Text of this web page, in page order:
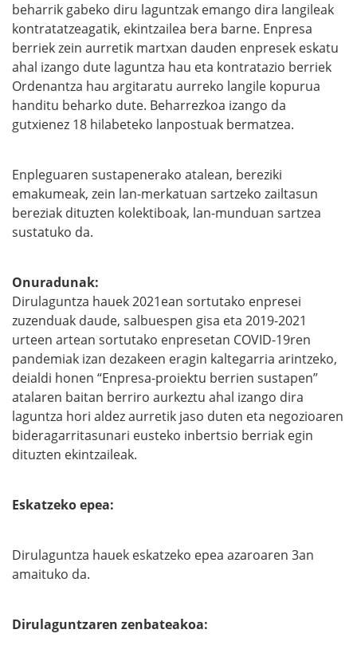
beharrik gabeko diru laguntzak emango dira langileak
kontratatzeagatik, ekintzailea bera barne. Enpresa
berriek zein aurretik martxan dauden enpresek eskatu
ahal izango dute laguntza hau eta kontratazio berriek
Ordenantza hau argitaratu aurreko langile kopurua
handitu beharko dute. Beharrezkoa izango da
gutxienez 18 hilabeteko lanpostuak bermatzea.
Enpleguaren sustapenerako atalean, bereziki
emakumeak, zein lan-merkatuan sartzeko zailtasun
bereziak dituzten kolektiboak, lan-munduan sartzea
sustatuko da.
Onuradunak:
Dirulaguntza hauek 2021ean sortutako enpresei
zuzenduak daude, salbuespen gisa eta 2019-2021
urteen artean sortutako enpresetan COVID-19ren
pandemiak izan dezakeen eragin kaltegarria arintzeko,
deialdi honen “Enpresa-proiektu berrien sustapen”
atalaren baitan berriro aurkeztu ahal izango dira
laguntza hori aldez aurretik jaso duten eta negozioaren
bideragarritasunari eusteko inbertsio berriak egin
dituzten ekintzaileak.
Eskatzeko epea:
Dirulaguntza hauek eskatzeko epea azaroaren 3an
amaituko da.
Dirulaguntzaren zenbateakoa: